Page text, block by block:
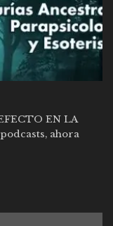
EN LA
ahora